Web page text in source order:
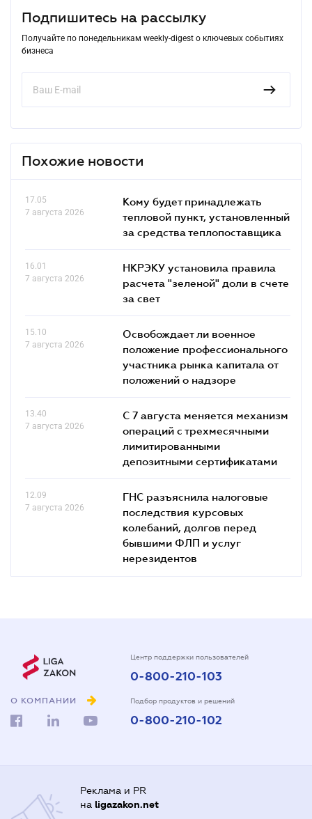
Подпишитесь на рассылку
Получайте по понедельникам weekly-digest о ключевых событиях
бизнеса
Похожие новости
17.05
7 августа 2026
Кому будет принадлежать
тепловой пункт, установленный
за средства теплопоставщика
16.01
7 августа 2026
НКРЭКУ установила правила
расчета "зеленой" доли в счете
за свет
15.10
7 августа 2026
Освобождает ли военное
положение профессионального
участника рынка капитала от
положений о надзоре
13.40
7 августа 2026
С 7 августа меняется механизм
операций с трехмесячными
лимитированными
депозитными сертификатами
12.09
7 августа 2026
ГНС разъяснила налоговые
последствия курсовых
колебаний, долгов перед
бывшими ФЛП и услуг
нерезидентов
О КОМПАНИИ
Центр поддержки пользователей
0-800-210-103
Подбор продуктов и решений
0-800-210-102
Реклама и PR
на ligazakon.net